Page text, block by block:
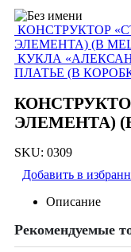
КОНСТРУКТОР
ЭЛЕМЕНТА) (В
КУКЛА
ПЛАТЬЕ (В
ЭЛЕМЕНТА)
SKU: 0309
Добавить в
Описание
Рекомендуемые